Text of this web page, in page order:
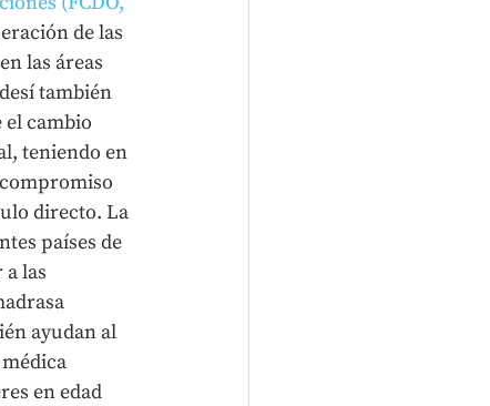
de las
las áreas
también
el cambio
teniendo en
directo. La
países de
las
ayudan al
en edad